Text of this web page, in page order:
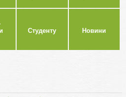
Студенту Новини